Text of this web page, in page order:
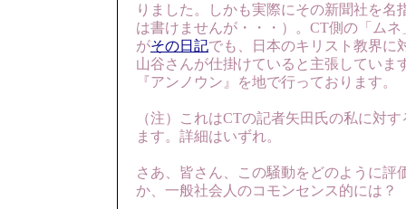
りました。しかも実際にその新聞社を名
は書けませんが・・・）。CT側の「ム
がその日記でも、日本のキリスト教界に
山谷さんが仕掛けていると主張していま
『アンノウン』を地で行っております。
（注）これはCTの記者矢田氏の私に対
ます。詳細はいずれ。
さあ、皆さん、この騒動をどのように評
か、一般社会人のコモンセンス的には？